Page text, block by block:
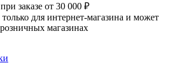
заказе от 30 000 ₽
для интернет-магазина и может
магазинах